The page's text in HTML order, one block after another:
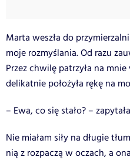
Marta weszła do
moje rozmyślania. Od razu
Przez chwilę patrzyła na
delikatnie położyła rękę na
– Ewa, co się stało? –
Nie miałam siły na długie
nią z rozpaczą w oczach, a